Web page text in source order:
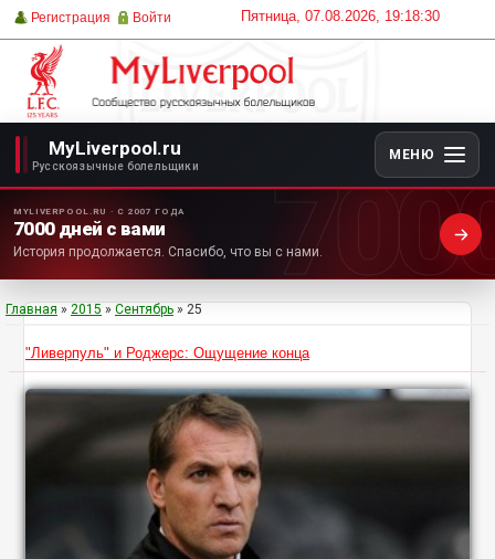
Пятница, 07.08.2026, 19:18:30
Регистрация Войти
MyLiverpool.ru
Русскоязычные болельщики
МЕНЮ
MYLIVERPOOL.RU · С 2007 ГОДА
7000 дней с вами
История продолжается. Спасибо, что вы с нами.
Главная » 2015 » Сентябрь » 25
"Ливерпуль" и Роджерс: Ощущение конца